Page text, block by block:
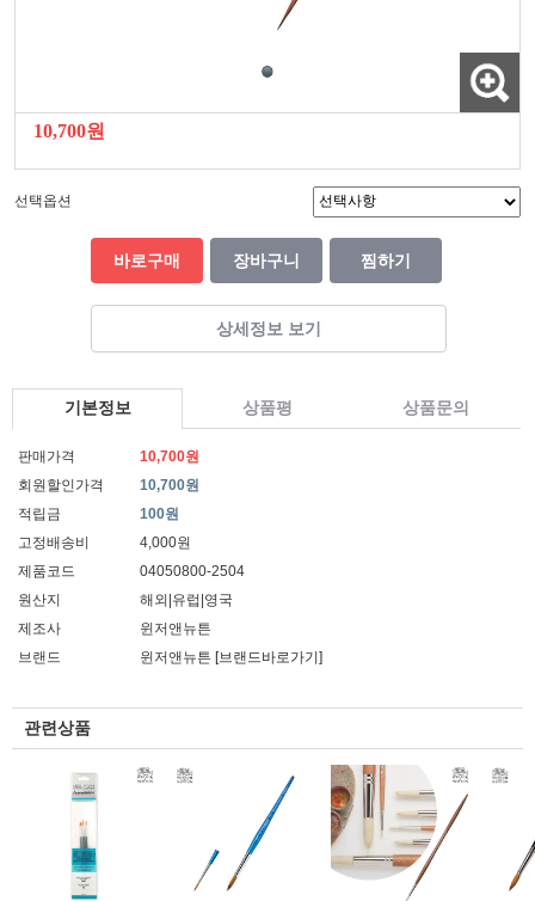
10,700원
선택옵션
바로구매 장바구니 찜하기
상세정보 보기
기본정보 상품평 상품문의
판매가격
10,700원
회원할인가격
10,700원
적립금
100원
고정배송비
4,000원
제품코드
04050800-2504
원산지
해외|유럽|영국
제조사
윈저앤뉴튼
브랜드
윈저앤뉴튼 [브랜드바로가기]
관련상품